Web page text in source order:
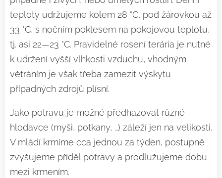
teploty udržujeme kolem 28 °C, pod žárovkou až
33 °C, s nočním poklesem na pokojovou teplotu,
tj. asi 22—23 °C. Pravidelné rosení terária je nutné
k udržení vyšší vlhkosti vzduchu, vhodným
větráním je však třeba zamezit výskytu
případných zdrojů plísní.
Jako potravu je možné předhazovat různé
hlodavce (myši, potkany, …) záleží jen na velikosti.
V mládí krmíme cca jednou za týden, postupně
zvyšujeme příděl potravy a prodlužujeme dobu
mezi krmením.